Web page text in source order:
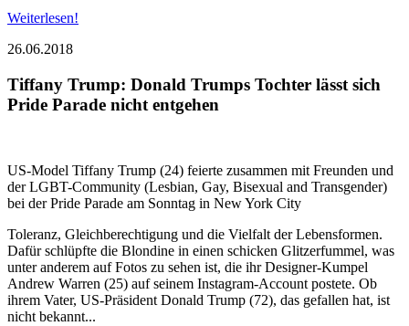
Weiterlesen!
26.06.2018
Tiffany Trump: Donald Trumps Tochter lässt sich
Pride Parade nicht entgehen
US-Model Tiffany Trump (24) feierte zusammen mit Freunden und
der LGBT-Community (Lesbian, Gay, Bisexual and Transgender)
bei der Pride Parade am Sonntag in New York City
Toleranz, Gleichberechtigung und die Vielfalt der Lebensformen.
Dafür schlüpfte die Blondine in einen schicken Glitzerfummel, was
unter anderem auf Fotos zu sehen ist, die ihr Designer-Kumpel
Andrew Warren (25) auf seinem Instagram-Account postete. Ob
ihrem Vater, US-Präsident Donald Trump (72), das gefallen hat, ist
nicht bekannt...